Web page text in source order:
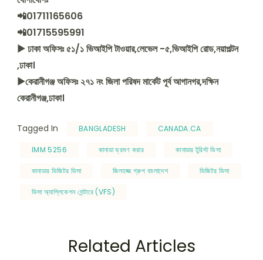
📲01711165606
📲01715595991
▶ ঢাকা অফিসঃ ৫১/১ ভিআইপি টাওয়ার,লেভেল -৫,ভিআইপি রোড,নয়াপল্টন
,ঢাকা।
▶কেরানীগঞ্জ অফিসঃ ২৭১ নং জিলা পরিষদ মার্কেট পূর্ব আগানগর,দক্ষিন
কেরানীগঞ্জ,ঢাকা।
Tagged In BANGLADESH CANADA.CA
IMM 5256 কানাডা ভ্রমণ করার কানাডার টুরিস্ট ভিসা
কানাডার ভিজিটর ভিসা জিলহজ্জ গ্রুপ বাংলাদেশ ভিজিটর ভিসা
ভিসা অ্যাপ্লিকেশন সেন্টারে (VFS)
Related Articles